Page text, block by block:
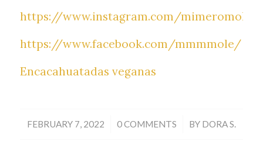
https://www.instagram.com/
https://www.facebook.com/mmmmole/
Encacahuatadas veganas
FEBRUARY 7, 2022
/ 0 COMMENTS
/ BY DORA S.